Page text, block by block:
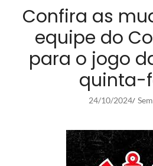
Confira as
equipe do
para o jogo
quinta-
24/10/2024/